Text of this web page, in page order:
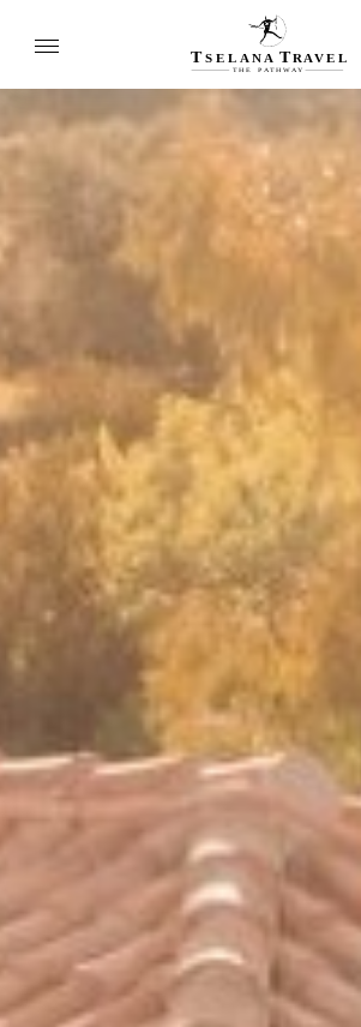
T SELANA TR A VEL
THE P ATH W AY